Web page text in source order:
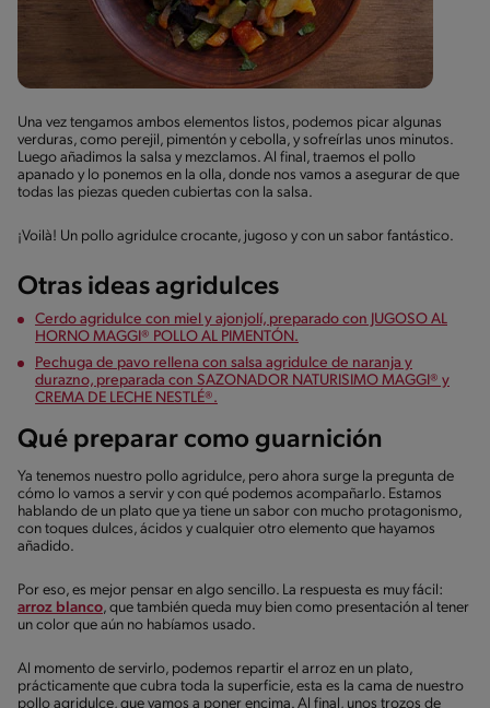
Una vez tengamos ambos elementos listos, podemos picar algunas
verduras, como perejil, pimentón y cebolla, y sofreírlas unos minutos.
Luego añadimos la salsa y mezclamos. Al final, traemos el pollo
apanado y lo ponemos en la olla, donde nos vamos a asegurar de que
todas las piezas queden cubiertas con la salsa.
¡Voilà! Un pollo agridulce crocante, jugoso y con un sabor fantástico.
Otras ideas agridulces
Cerdo agridulce con miel y ajonjolí, preparado con JUGOSO AL
HORNO MAGGI® POLLO AL PIMENTÓN.
Pechuga de pavo rellena con salsa agridulce de naranja y
durazno, preparada con SAZONADOR NATURISIMO MAGGI® y
CREMA DE LECHE NESTLÉ®.
Qué preparar como guarnición
Ya tenemos nuestro pollo agridulce, pero ahora surge la pregunta de
cómo lo vamos a servir y con qué podemos acompañarlo. Estamos
hablando de un plato que ya tiene un sabor con mucho protagonismo,
con toques dulces, ácidos y cualquier otro elemento que hayamos
añadido.
Por eso, es mejor pensar en algo sencillo. La respuesta es muy fácil:
arroz blanco, que también queda muy bien como presentación al tener
un color que aún no habíamos usado.
Al momento de servirlo, podemos repartir el arroz en un plato,
prácticamente que cubra toda la superficie, esta es la cama de nuestro
pollo agridulce, que vamos a poner encima. Al final, unos trozos de